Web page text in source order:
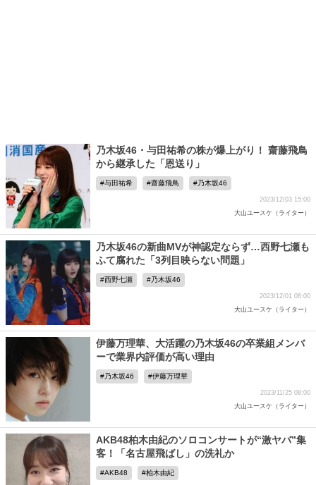
乃木坂46・与田祐希の株が爆上がり！ 齋藤飛鳥
から継承した「恩送り」
与田祐希 齋藤飛鳥 乃木坂46
2023/12/03 15:00
大山ユースケ（ライター）
乃木坂46の新曲MVが神認定ならず…西野七瀬も
ふて腐れた「3列目映らない問題」
西野七瀬 乃木坂46
2023/12/01 08:00
大山ユースケ（ライター）
伊藤万理華、大活躍の乃木坂46の卒業組メンバ
ーで業界内評価が高い理由
乃木坂46 伊藤万理華
2023/11/25 08:00
大山ユースケ（ライター）
AKB48柏木由紀のソロコンサートが“激ヤバ”集
客！「名古屋飛ばし」の洗礼か
AKB48 柏木由紀